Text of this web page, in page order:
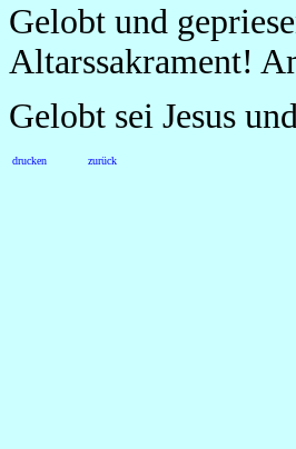
Gelobt und
Altarssakrament!
Gelobt sei Jesus
drucken zurück